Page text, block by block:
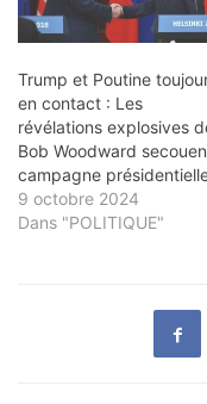
Trump et Poutine
en contact : Les
révélations explosives
Bob Woodward
campagne
9 octobre 2024
Dans "POLITIQUE"